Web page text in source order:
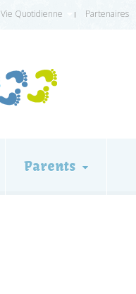
Vie Quotidienne Partenaires
Parents